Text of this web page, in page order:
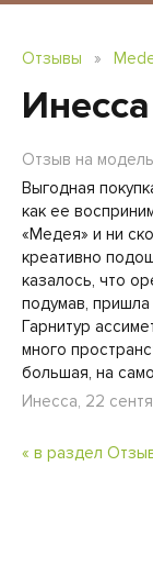
Отзывы »
Инесса
Отзыв на
Выгодная
как ее
«Медея» и ни
креативно
казалось, что
подумав,
Гарнитур
много
большая, на
Инесса, 22
« в раздел